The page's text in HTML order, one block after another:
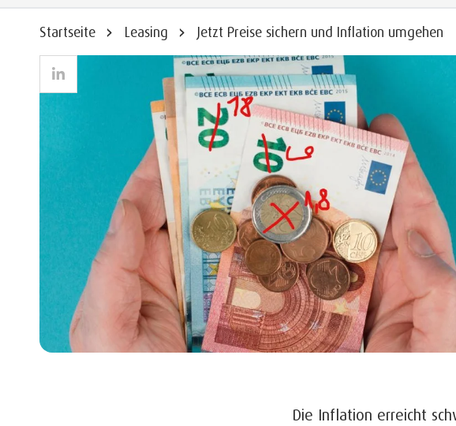
Startseite Leasing Jetzt Preise sichern und Inflation umgehen
LinkedIn
Die Inflation erreicht